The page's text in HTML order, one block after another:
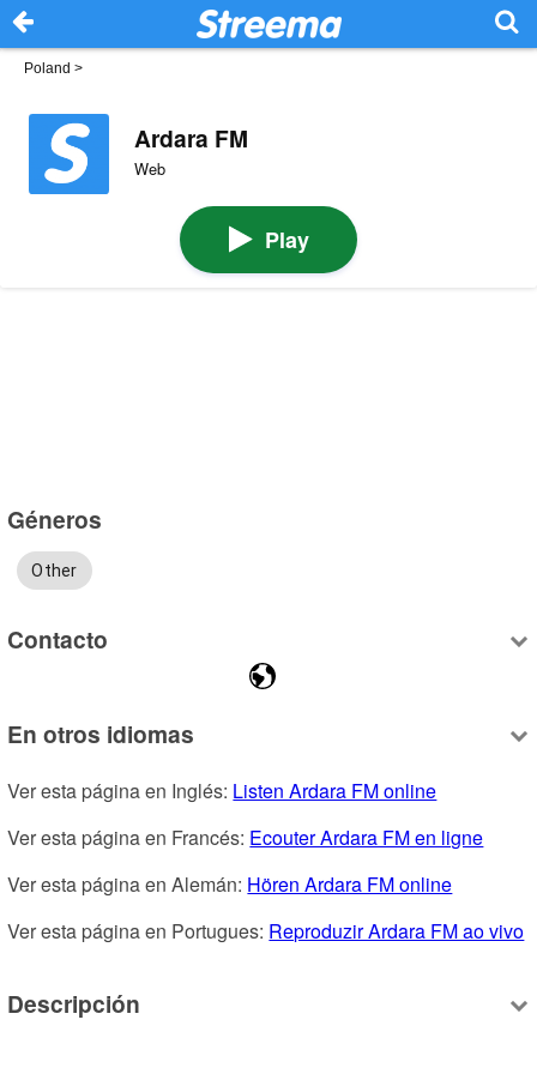
Poland >
Ardara FM
Web
Play
Géneros
Other
Contacto
En otros idiomas
Ver esta página en Inglés: Listen Ardara FM online
Ver esta página en Francés: Ecouter Ardara FM en ligne
Ver esta página en Alemán: Hören Ardara FM online
Ver esta página en Portugues: Reproduzir Ardara FM ao vivo
Descripción